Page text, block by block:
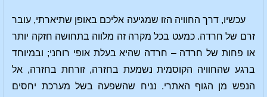
עכשיו, דרך החוויה הזו שמגיעה אליכם באופן שתיארתי, עובר
זרם של חרדה. כמעט בכל מקרה זה מלווה בתחושה חזקה יותר
או פחות של חרדה – חרדה שהיא בעלת אופי רוחני; ובמיוחד
ברגע שהחוויה הקוסמית נשמעת בחזרה, זורחת בחזרה, אל
הנפש מן הגוף האתרי. נניח שהשפעה בשל מערכת יחסים